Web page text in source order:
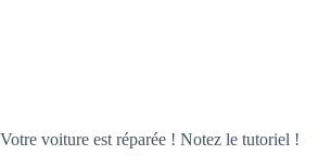
voiture est réparée ! Notez le tutoriel !